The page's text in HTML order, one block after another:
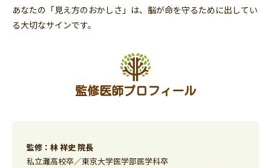
あなたの「見え方のおかしさ」は、脳が命を守るために出してい
る大切なサインです。
監修医師プロフィール
監修：林 祥史 院長
私立灘高校卒／東京大学医学部医学科卒